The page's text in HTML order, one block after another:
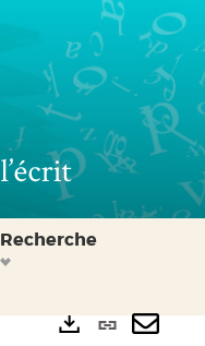
Recherche
Lien